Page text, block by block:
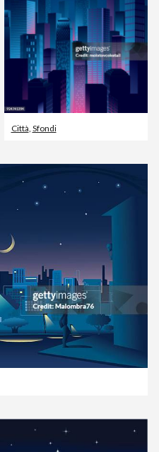
Città Sfondi